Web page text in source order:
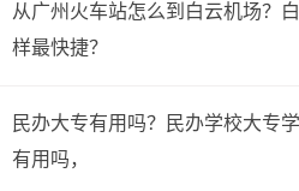
截止于2016年12月，深圳每天
时刻表见下：
公交线路：地铁2号线→地铁6
从广州火车站怎么到白云机场？
样最快捷？
民办大专有用吗？民办学校大专
有用吗，